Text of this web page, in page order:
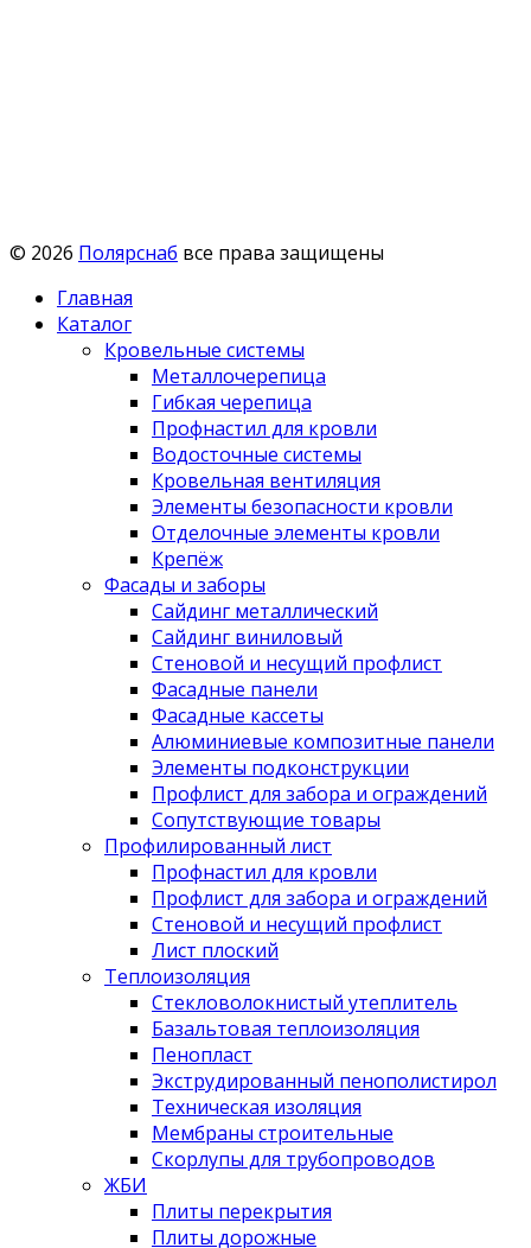
© 2026 Полярснаб все права защищены
Главная
Каталог
Кровельные системы
Металлочерепица
Гибкая черепица
Профнастил для кровли
Водосточные системы
Кровельная вентиляция
Элементы безопасности кровли
Отделочные элементы кровли
Крепёж
Фасады и заборы
Сайдинг металлический
Сайдинг виниловый
Стеновой и несущий профлист
Фасадные панели
Фасадные кассеты
Алюминиевые композитные панели
Элементы подконструкции
Профлист для забора и ограждений
Сопутствующие товары
Профилированный лист
Профнастил для кровли
Профлист для забора и ограждений
Стеновой и несущий профлист
Лист плоский
Теплоизоляция
Стекловолокнистый утеплитель
Базальтовая теплоизоляция
Пенопласт
Экструдированный пенополистирол
Техническая изоляция
Мембраны строительные
Скорлупы для трубопроводов
ЖБИ
Плиты перекрытия
Плиты дорожные